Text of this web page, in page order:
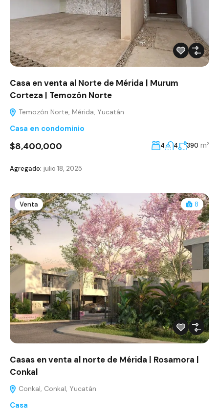
Casa en venta al Norte de Mérida | Murum
Corteza | Temozón Norte
Temozón Norte, Mérida, Yucatán
Casa en condominio
$8,400,000 4 4 390 m²
Agregado: julio 18, 2025
Venta 8
Casas en venta al norte de Mérida | Rosamora |
Conkal
Conkal, Conkal, Yucatán
Casa